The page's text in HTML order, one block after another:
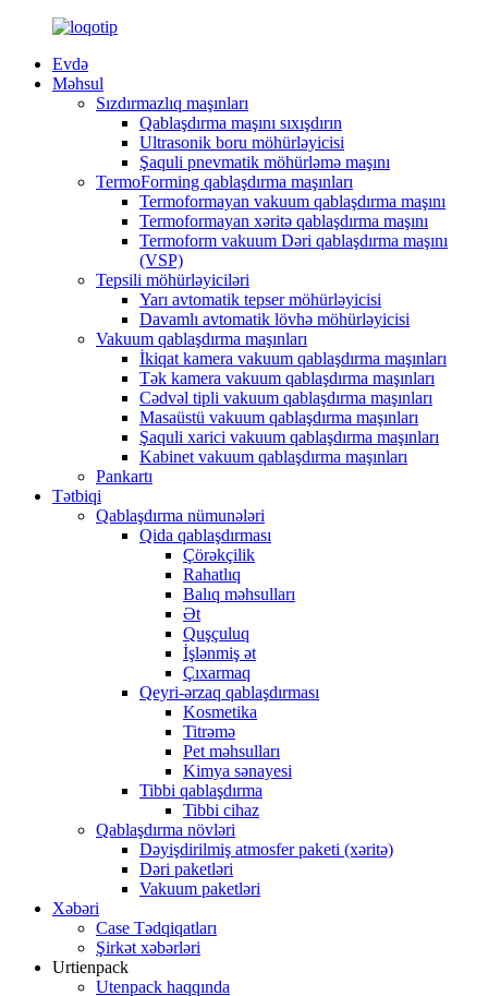
Evdə
Məhsul
Sızdırmazlıq maşınları
Qablaşdırma maşını sıxışdırın
Ultrasonik boru möhürləyicisi
Şaquli pnevmatik möhürləmə maşını
TermoForming qablaşdırma maşınları
Termoformayan vakuum qablaşdırma maşını
Termoformayan xəritə qablaşdırma maşını
Termoform vakuum Dəri qablaşdırma maşını
(VSP)
Tepsili möhürləyiciləri
Yarı avtomatik tepser möhürləyicisi
Davamlı avtomatik lövhə möhürləyicisi
Vakuum qablaşdırma maşınları
İkiqat kamera vakuum qablaşdırma maşınları
Tək kamera vakuum qablaşdırma maşınları
Cədvəl tipli vakuum qablaşdırma maşınları
Masaüstü vakuum qablaşdırma maşınları
Şaquli xarici vakuum qablaşdırma maşınları
Kabinet vakuum qablaşdırma maşınları
Pankartı
Tətbiqi
Qablaşdırma nümunələri
Qida qablaşdırması
Çörəkçilik
Rahatlıq
Balıq məhsulları
Ət
Quşçuluq
İşlənmiş ət
Çıxarmaq
Qeyri-ərzaq qablaşdırması
Kosmetika
Titrəmə
Pet məhsulları
Kimya sənayesi
Tibbi qablaşdırma
Tibbi cihaz
Qablaşdırma növləri
Dəyişdirilmiş atmosfer paketi (xəritə)
Dəri paketləri
Vakuum paketləri
Xəbəri
Case Tədqiqatları
Şirkət xəbərləri
Urtienpack
Utenpack haqqında